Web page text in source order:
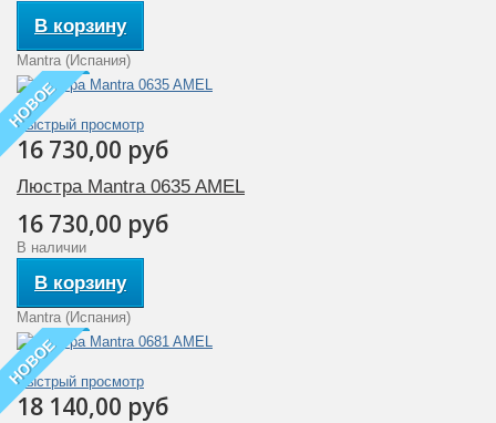
В корзину
Mantra (Испания)
Быстрый просмотр
16 730,00 руб
НОВОЕ
Люстра Mantra 0635 AMEL
16 730,00 руб
В наличии
В корзину
Mantra (Испания)
Быстрый просмотр
18 140,00 руб
НОВОЕ